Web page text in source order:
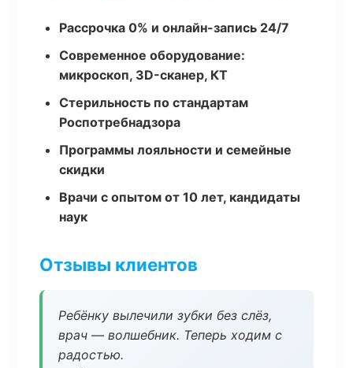
Рассрочка 0% и онлайн-запись 24/7
Современное оборудование:
микроскоп, 3D-сканер, КТ
Стерильность по стандартам
Роспотребнадзора
Программы лояльности и семейные
скидки
Врачи с опытом от 10 лет, кандидаты
наук
Отзывы клиентов
Ребёнку вылечили зубки без слёз,
врач — волшебник. Теперь ходим с
радостью.